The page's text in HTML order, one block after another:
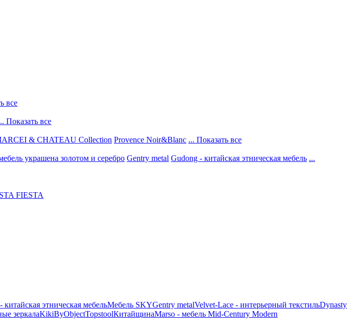
все
Показать все
& CHATEAU Collection Provence Noir&Blanc ... Показать все
украшена золотом и серебро Gentry metal Gudong - китайская этническая мебель ...
FIESTA
китайская этническая мебельМебель SKYGentry metalVelvet-Lace - интерьерный текстильDynasty
зеркалаKikiByObjectTopstoolКитайщинаMarso - мебель Mid-Century Modern